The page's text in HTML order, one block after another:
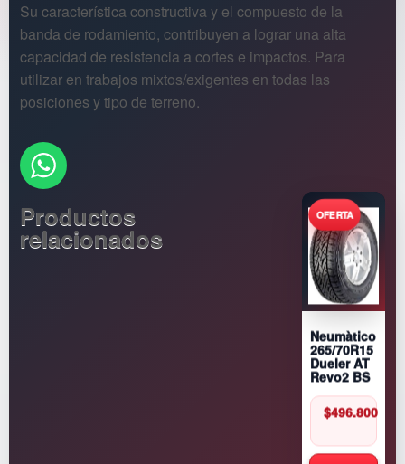
Su característica constructiva y el compuesto de la
banda de rodamiento, contribuyen a lograr una alta
capacidad de resistencia a cortes e impactos. Para
utilizar en trabajos mixtos/exigentes en todas las
posiciones y tipo de terreno.
Productos
relacionados
Neumàtico
265/70R15
Dueler AT
Revo2 BS
$496.800